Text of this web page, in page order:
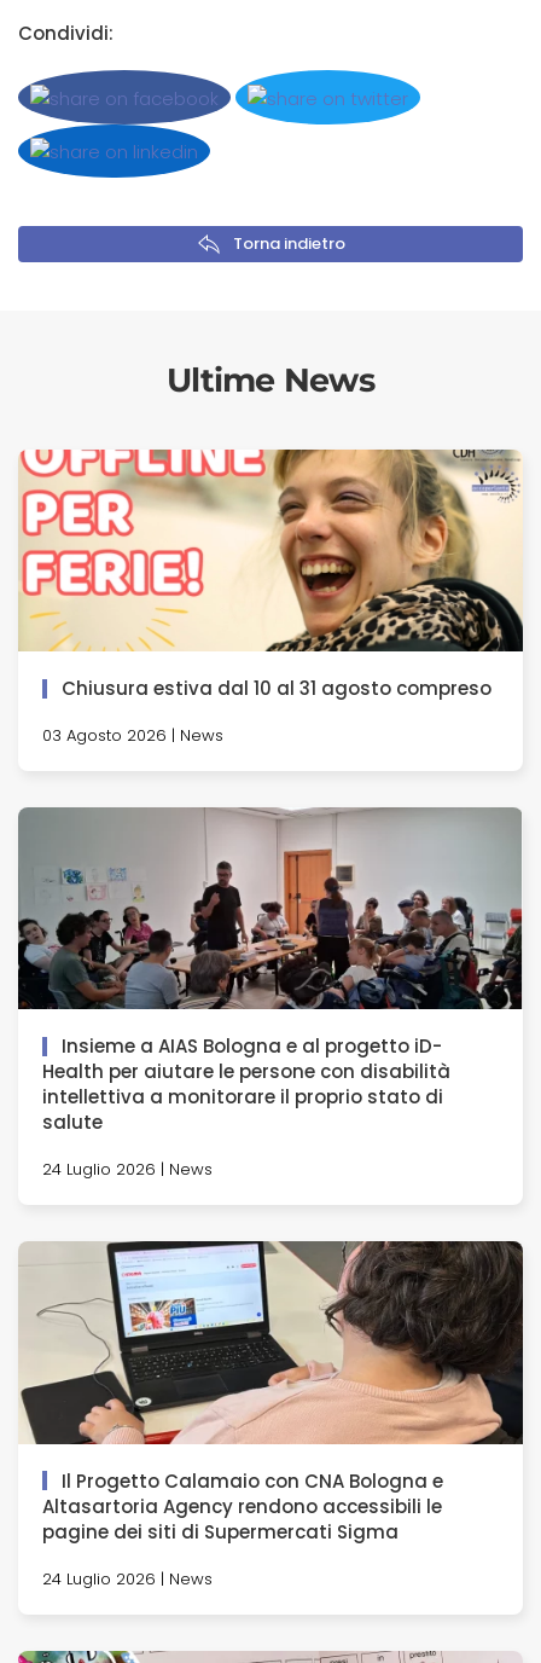
Condividi:
Torna indietro
Ultime News
Chiusura estiva dal 10 al 31 agosto compreso
03 Agosto 2026 | News
Insieme a AIAS Bologna e al progetto iD-
Health per aiutare le persone con disabilità
intellettiva a monitorare il proprio stato di
salute
24 Luglio 2026 | News
Il Progetto Calamaio con CNA Bologna e
Altasartoria Agency rendono accessibili le
pagine dei siti di Supermercati Sigma
24 Luglio 2026 | News